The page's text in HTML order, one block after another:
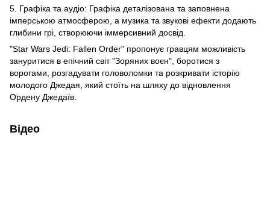
5. Графіка та аудіо: Графіка деталізована та заповнена
імперською атмосферою, а музика та звукові ефекти додають
глибини грі, створюючи іммерсивний досвід.
"Star Wars Jedi: Fallen Order" пропонує гравцям можливість
зануритися в епічний світ "Зоряних воєн", боротися з
ворогами, розгадувати головоломки та розкривати історію
молодого Джедая, який стоїть на шляху до відновлення
Ордену Джедаїв.
Відео